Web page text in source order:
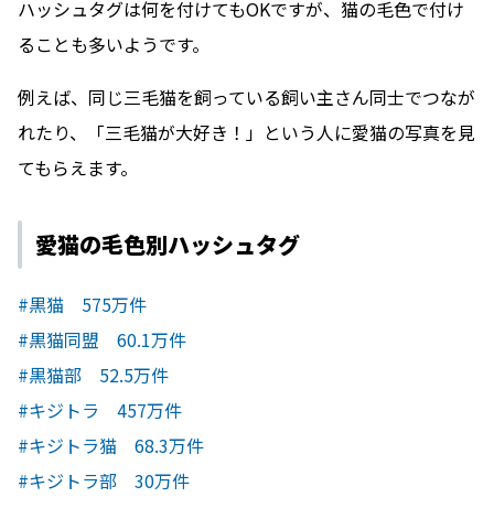
ハッシュタグは何を付けてもOKですが、猫の毛色で付け
ることも多いようです。
例えば、同じ三毛猫を飼っている飼い主さん同士でつなが
れたり、「三毛猫が大好き！」という人に愛猫の写真を見
てもらえます。
愛猫の毛色別ハッシュタグ
#黒猫 575万件
#黒猫同盟 60.1万件
#黒猫部 52.5万件
#キジトラ 457万件
#キジトラ猫 68.3万件
#キジトラ部 30万件